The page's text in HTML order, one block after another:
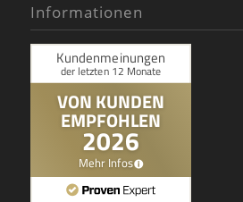
Informationen